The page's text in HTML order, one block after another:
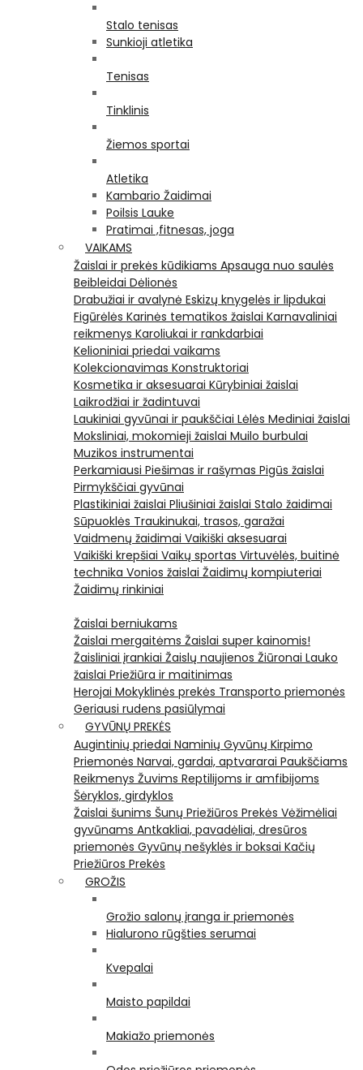
Stalo tenisas
Sunkioji atletika
Tenisas
Tinklinis
Žiemos sportai
Atletika
Kambario Žaidimai
Poilsis Lauke
Pratimai ,fitnesas, joga
VAIKAMS
Žaislai ir prekės kūdikiams Apsauga nuo saulės
Beibleidai Dėlionės
Drabužiai ir avalynė Eskizų knygelės ir lipdukai
Figūrėlės Karinės tematikos žaislai Karnavaliniai
reikmenys Karoliukai ir rankdarbiai
Kelioniniai priedai vaikams
Kolekcionavimas Konstruktoriai
Kosmetika ir aksesuarai Kūrybiniai žaislai
Laikrodžiai ir žadintuvai
Laukiniai gyvūnai ir paukščiai Lėlės Mediniai žaislai
Moksliniai, mokomieji žaislai Muilo burbulai
Muzikos instrumentai
Perkamiausi Piešimas ir rašymas Pigūs žaislai
Pirmykščiai gyvūnai
Plastikiniai žaislai Pliušiniai žaislai Stalo žaidimai
Sūpuoklės Traukinukai, trasos, garažai
Vaidmenų žaidimai Vaikiški aksesuarai
Vaikiški krepšiai Vaikų sportas Virtuvėlės, buitinė
technika Vonios žaislai Žaidimų kompiuteriai
Žaidimų rinkiniai
Žaislai berniukams
Žaislai mergaitėms Žaislai super kainomis!
Žaisliniai įrankiai Žaislų naujienos Žiūronai Lauko
žaislai Priežiūra ir maitinimas
Herojai Mokyklinės prekės Transporto priemonės
Geriausi rudens pasiūlymai
GYVŪNŲ PREKĖS
Augintinių priedai Naminių Gyvūnų Kirpimo
Priemonės Narvai, gardai, aptvararai Paukščiams
Reikmenys Žuvims Reptilijoms ir amfibijoms
Šėryklos, girdyklos
Žaislai šunims Šunų Priežiūros Prekės Vėžimėliai
gyvūnams Antkakliai, pavadėliai, dresūros
priemonės Gyvūnų nešyklės ir boksai Kačių
Priežiūros Prekės
GROŽIS
Grožio salonų įranga ir priemonės
Hialurono rūgšties serumai
Kvepalai
Maisto papildai
Makiažo priemonės